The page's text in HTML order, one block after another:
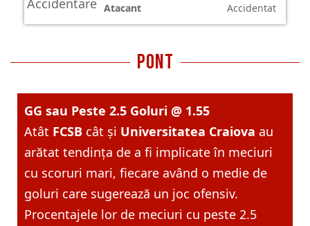
Atacant
Accidentat
pont
GG sau Peste 2.5 Goluri @ 1.55
Atât FCSB cât și Universitatea Craiova au
arătat tendința de a fi implicate în meciuri
cu scoruri mari, fiecare având o medie de
goluri care sugerează un joc ofensiv.
Procentajele lor de meciuri cu peste 2.5